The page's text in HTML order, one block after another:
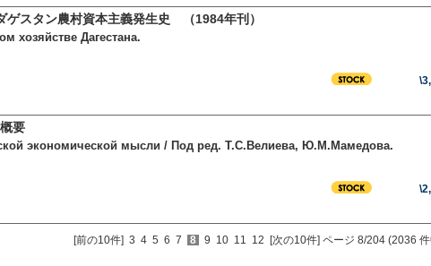
スタン農村資本主義発生史 （1984年刊）
хозяйстве Дагестана.
要
экономической мысли / Под ред. Т.С.Велиева, Ю.М.Мамедова.
[前の10件] 3 4 5 6 7 8 9 10 11 12 [次の10件] ページ 8/204 (2036